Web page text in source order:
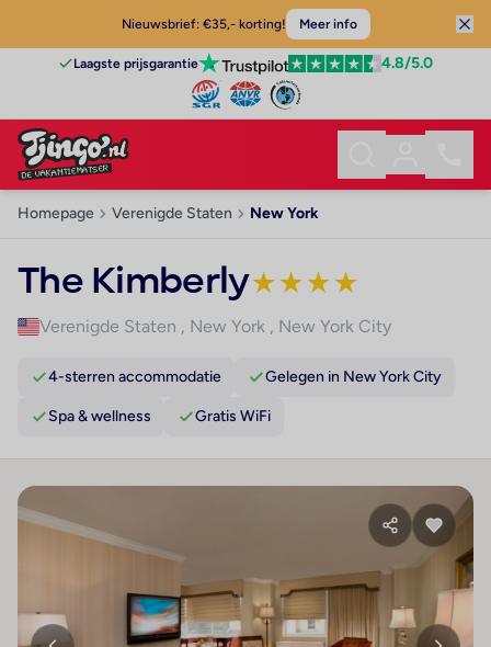
Nieuwsbrief: €35,- korting! Meer info
Laagste prijsgarantie 4.8/5.0
Homepage Verenigde Staten New York
The Kimberly★★★★
Verenigde Staten , New York , New York City
4-sterren accommodatie Gelegen in New York City
Spa & wellness Gratis WiFi